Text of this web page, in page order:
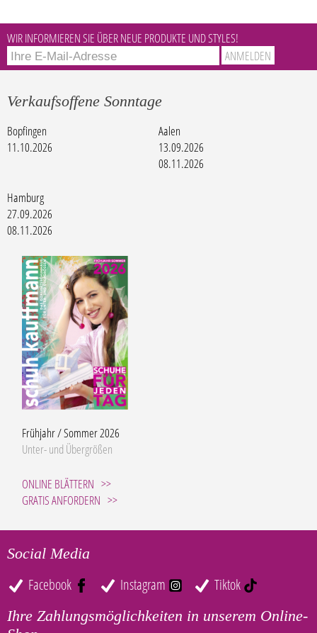
WIR INFORMIEREN SIE ÜBER NEUE PRODUKTE UND STYLES!
Verkaufsoffene Sonntage
Bopfingen
11.10.2026
Aalen
13.09.2026
08.11.2026
Hamburg
27.09.2026
08.11.2026
Frühjahr / Sommer 2026
Unter- und Übergrößen
ONLINE BLÄTTERN
GRATIS ANFORDERN
Social Media
Facebook Instagram Tiktok
Ihre Zahlungsmöglichkeiten in unserem Online-